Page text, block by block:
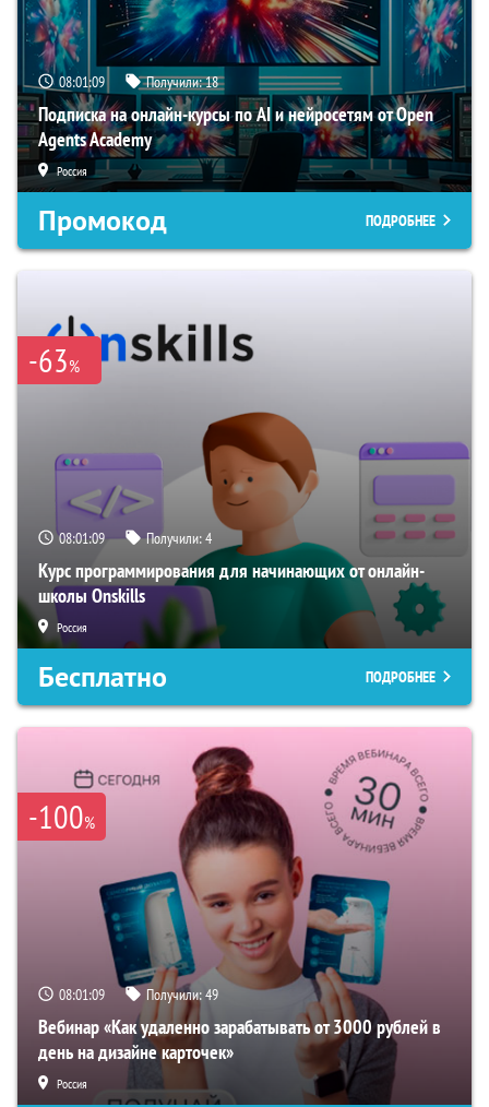
08:01:08 Получили:18
Подписка на онлайн-курсы по AI и нейросетям от Open
Agents Academy
Россия
Промокод ПОДРОБНЕЕ
-63%
08:01:08 Получили:4
Курс программирования для начинающих от онлайн-
школы Onskills
Россия
Бесплатно ПОДРОБНЕЕ
-100%
08:01:08 Получили:49
Вебинар «Как удаленно зарабатывать от 3000 рублей в
день на дизайне карточек»
Россия